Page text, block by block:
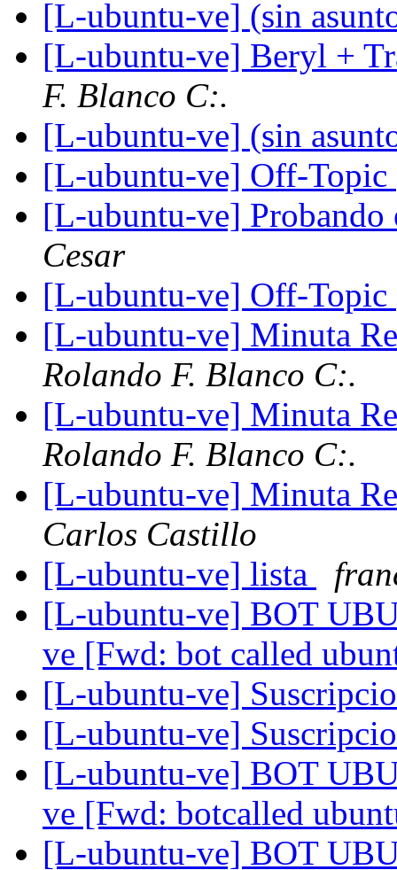
[L-ubuntu-ve] (sin
[L-ubuntu-ve] Beryl +
F. Blanco C:.
[L-ubuntu-ve] (sin
[L-ubuntu-ve] Off-Topic
[L-ubuntu-ve] Probando
Cesar
[L-ubuntu-ve] Off-Topic
[L-ubuntu-ve] Minuta
Rolando F. Blanco C:.
[L-ubuntu-ve] Minuta
Rolando F. Blanco C:.
[L-ubuntu-ve] Minuta
Carlos Castillo
[L-ubuntu-ve] lista
[L-ubuntu-ve] BOT
ve [Fwd: bot called
[L-ubuntu-ve]
[L-ubuntu-ve]
[L-ubuntu-ve] BOT
ve [Fwd: botcalled
[L-ubuntu-ve] BOT